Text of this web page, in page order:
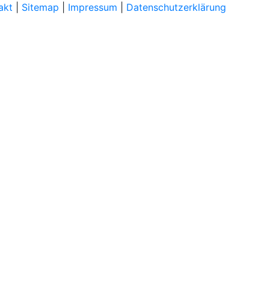
Sitemap Impressum Datenschutzerklärung